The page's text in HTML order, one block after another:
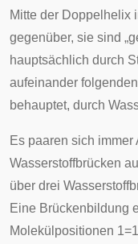
Mitte der Doppelhelix
gegenüber, sie sind
hauptsächlich durch
aufeinander
behauptet, durch
Es paaren sich
Wasserstoffbrücken
über drei
Eine Brückenbildung
Molekülpositionen